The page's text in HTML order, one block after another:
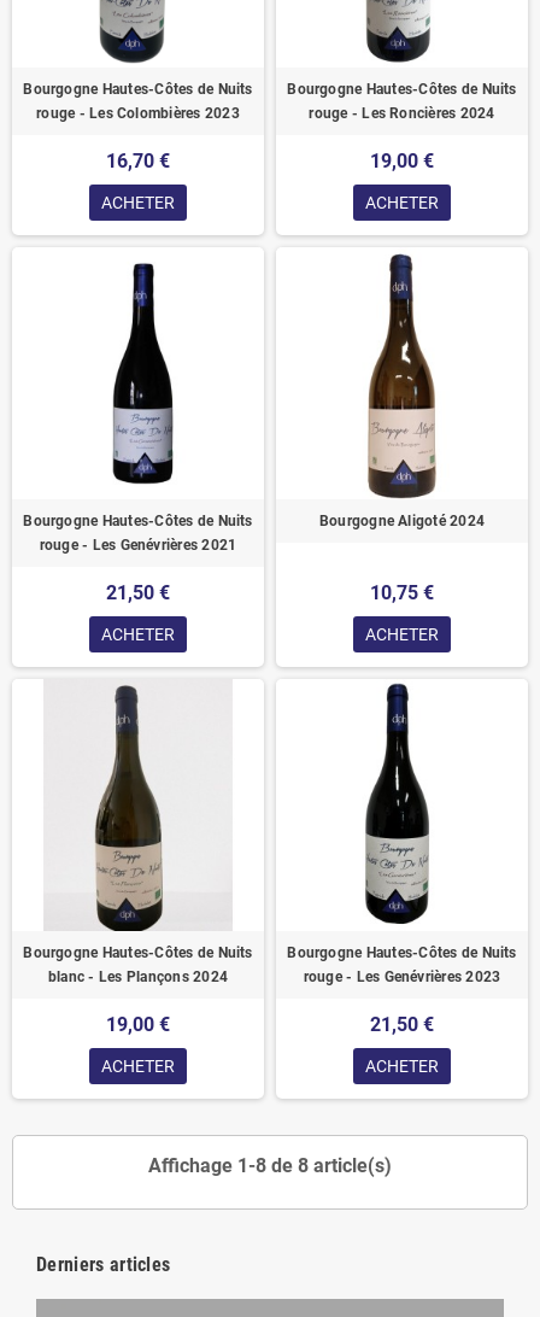
Derniers articles
Bourgogne Hautes-Côtes de Nuits
rouge - Les Colombières 2023
16,70 €
ACHETER
Bourgogne Hautes-Côtes de Nuits
rouge - Les Roncières 2024
19,00 €
ACHETER
Bourgogne Hautes-Côtes de Nuits
rouge - Les Genévrières 2021
21,50 €
ACHETER
Bourgogne Aligoté 2024
10,75 €
ACHETER
Bourgogne Hautes-Côtes de Nuits
blanc - Les Plançons 2024
19,00 €
ACHETER
Bourgogne Hautes-Côtes de Nuits
rouge - Les Genévrières 2023
21,50 €
ACHETER
Affichage 1-8 de 8 article(s)